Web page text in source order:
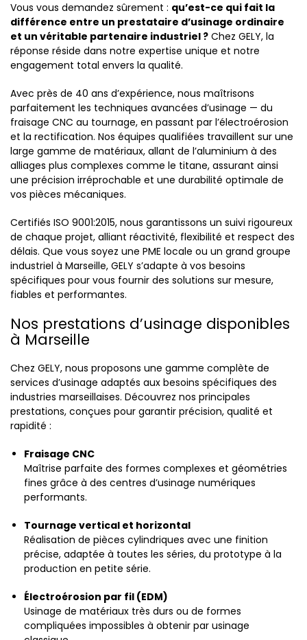
Vous vous demandez sûrement : qu’est-ce qui fait la
différence entre un prestataire d’usinage ordinaire
et un véritable partenaire industriel ? Chez GELY, la
réponse réside dans notre expertise unique et notre
engagement total envers la qualité.
Avec près de 40 ans d’expérience, nous maîtrisons
parfaitement les techniques avancées d’usinage — du
fraisage CNC au tournage, en passant par l’électroérosion
et la rectification. Nos équipes qualifiées travaillent sur une
large gamme de matériaux, allant de l’aluminium à des
alliages plus complexes comme le titane, assurant ainsi
une précision irréprochable et une durabilité optimale de
vos pièces mécaniques.
Certifiés ISO 9001:2015, nous garantissons un suivi rigoureux
de chaque projet, alliant réactivité, flexibilité et respect des
délais. Que vous soyez une PME locale ou un grand groupe
industriel à Marseille, GELY s’adapte à vos besoins
spécifiques pour vous fournir des solutions sur mesure,
fiables et performantes.
Nos prestations d’usinage disponibles
à Marseille
Chez GELY, nous proposons une gamme complète de
services d’usinage adaptés aux besoins spécifiques des
industries marseillaises. Découvrez nos principales
prestations, conçues pour garantir précision, qualité et
rapidité :
Fraisage CNC
Maîtrise parfaite des formes complexes et géométries
fines grâce à des centres d’usinage numériques
performants.
Tournage vertical et horizontal
Réalisation de pièces cylindriques avec une finition
précise, adaptée à toutes les séries, du prototype à la
production en petite série.
Électroérosion par fil (EDM)
Usinage de matériaux très durs ou de formes
compliquées impossibles à obtenir par usinage